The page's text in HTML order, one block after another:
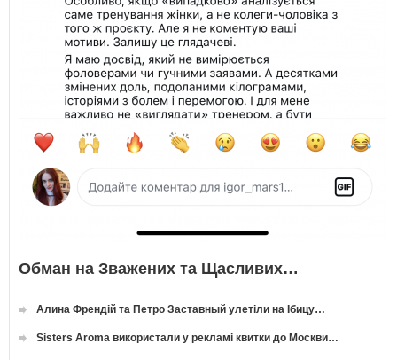
Обман на Зважених та Щасливих…
Алина Френдій та Петро Заставный улетіли на Ібицу…
Sisters Aroma використали у рекламі квитки до Москви…